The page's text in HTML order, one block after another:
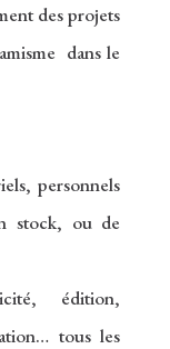
des projets
dans le
personnels
stock, ou de
édition,
tous les